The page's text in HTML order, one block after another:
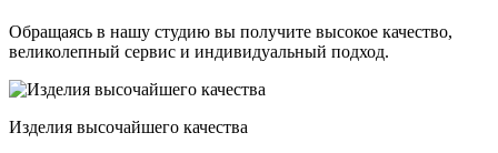
Обращаясь в нашу студию вы получите высокое качество,
великолепный сервис и индивидуальный подход.
Изделия высочайшего качества